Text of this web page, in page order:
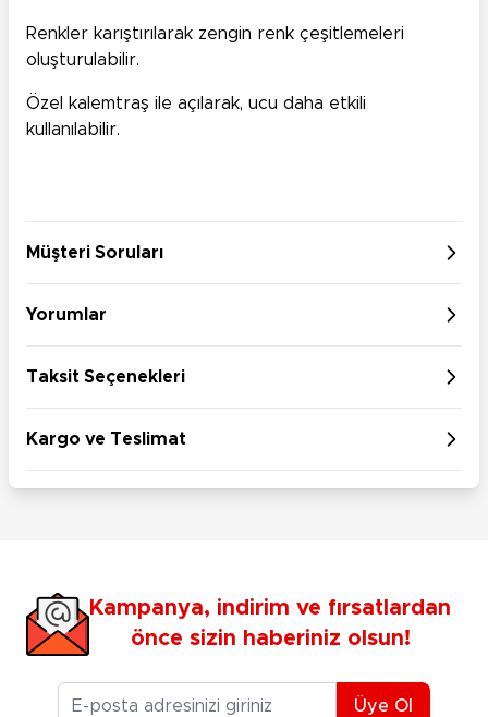
Renkler karıştırılarak zengin renk çeşitlemeleri
oluşturulabilir.
Özel kalemtraş ile açılarak, ucu daha etkili
kullanılabilir.
Müşteri Soruları
Yorumlar
Taksit Seçenekleri
Kargo ve Teslimat
Kampanya, indirim ve fırsatlardan
önce sizin haberiniz olsun!
E-posta Adresiniz
Üye Ol